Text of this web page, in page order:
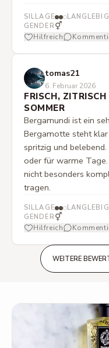
SILLAGE
GENDER ⚥
Hilfreich
tomas21
6. Februar 2026
FRISCH,
SOMMER
Bergamundi ist ein
Bergamotte steht
spritzig und
oder für warme
nicht besonders
tragen.
SILLAGE
GENDER ⚥
Hilfreich
WEITERE